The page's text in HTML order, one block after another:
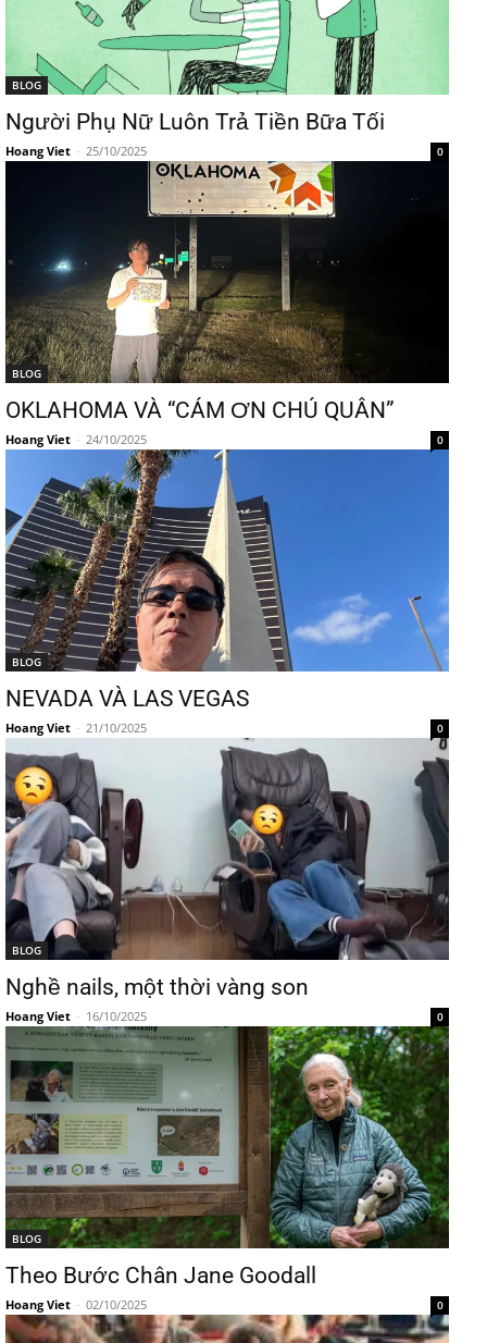
BLOG
Người Phụ Nữ Luôn Trả Tiền Bữa Tối
Hoang Viet - 25/10/2025 0
BLOG
OKLAHOMA VÀ “CÁM ƠN CHÚ QUÂN”
Hoang Viet - 24/10/2025 0
BLOG
NEVADA VÀ LAS VEGAS
Hoang Viet - 21/10/2025 0
BLOG
Nghề nails, một thời vàng son
Hoang Viet - 16/10/2025 0
BLOG
Theo Bước Chân Jane Goodall
Hoang Viet - 02/10/2025 0